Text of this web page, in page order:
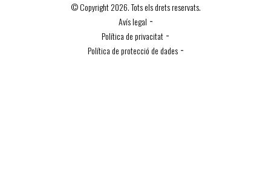
© Copyright 2026. Tots els drets reservats.
Avís legal -
Política de privacitat -
Política de protecció de dades-